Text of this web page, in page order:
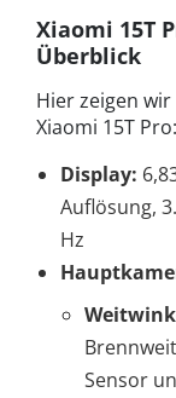
Xiaomi 15T
Überblick
Hier zeigen
Xiaomi 15T Pro:
Display:
Auflösung,
Hz
Sensor